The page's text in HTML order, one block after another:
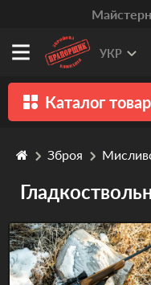
УКР
Каталог
Травматична зброя
Пістолети та
Оптика
Зброя